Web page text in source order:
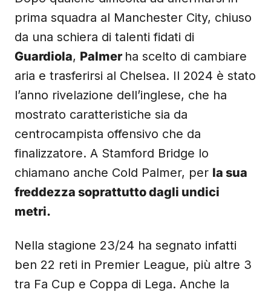
prima squadra al Manchester City, chiuso
da una schiera di talenti fidati di
Guardiola, Palmer ha scelto di cambiare
aria e trasferirsi al Chelsea. Il 2024 è stato
l’anno rivelazione dell’inglese, che ha
mostrato caratteristiche sia da
centrocampista offensivo che da
finalizzatore. A Stamford Bridge lo
chiamano anche Cold Palmer, per la sua
freddezza soprattutto dagli undici
metri.
Nella stagione 23/24 ha segnato infatti
ben 22 reti in Premier League, più altre 3
tra Fa Cup e Coppa di Lega. Anche la